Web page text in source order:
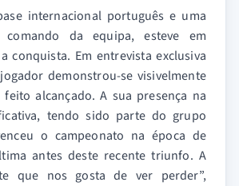
internacional português e uma
da equipa, esteve em
conquista. Em entrevista exclusiva
demonstrou-se visivelmente
alcançado. A sua presença na
tendo sido parte do grupo
o campeonato na época de
antes deste recente triunfo. A
que nos gosta de ver perder”,